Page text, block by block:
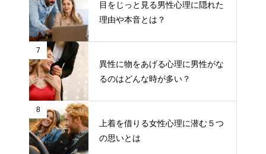
目をじっと見る男性心理に隠れた
理由や本音とは？
7
異性に物をあげる心理に男性がな
るのはどんな時が多い？
8
上着を借りる女性心理に潜む５つ
の思いとは